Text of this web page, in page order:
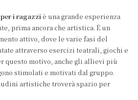
i ragazziè una grande esperienza
prima ancora che artistica. È un
attivo, dove le varie fasi del
attraverso esercizi teatrali, giochi e
questo motivo, anche gli allievi più
stimolati e motivati dal gruppo.
artistiche troverà spazio per